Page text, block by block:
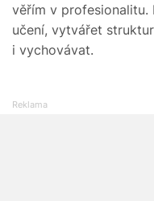
věřím v profesionalitu.
učení, vytvářet
i vychovávat.